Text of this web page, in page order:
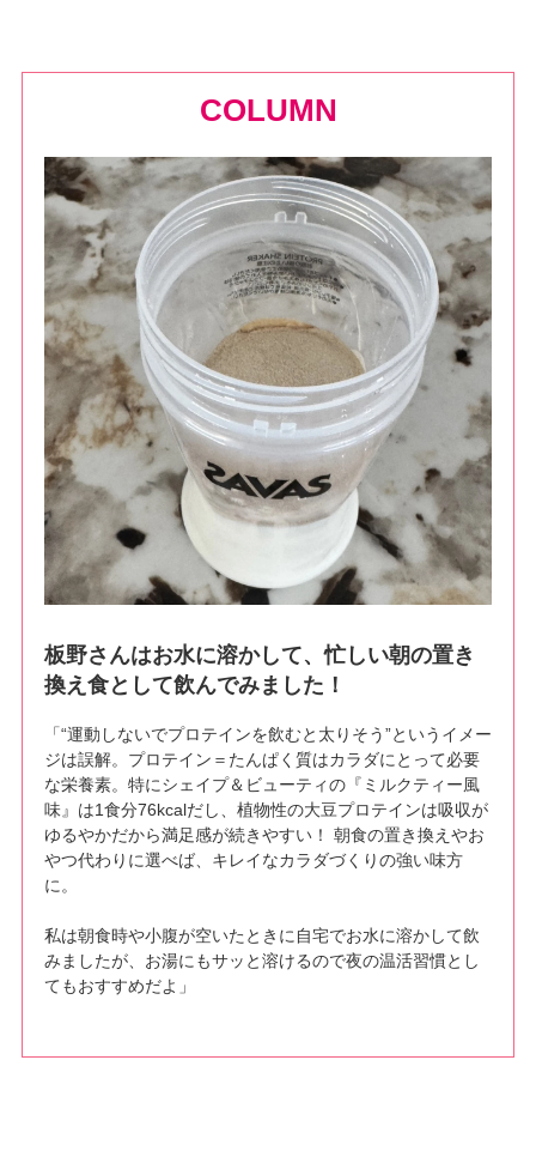
COLUMN
板野さんはお水に溶かして、忙しい朝の置き
換え食として飲んでみました！
「“運動しないでプロテインを飲むと太りそう”というイメー
ジは誤解。プロテイン＝たんぱく質はカラダにとって必要
な栄養素。特にシェイプ＆ビューティの『ミルクティー風
味』は1食分76kcalだし、植物性の大豆プロテインは吸収が
ゆるやかだから満足感が続きやすい！ 朝食の置き換えやお
やつ代わりに選べば、キレイなカラダづくりの強い味方
に。
私は朝食時や小腹が空いたときに自宅でお水に溶かして飲
みましたが、お湯にもサッと溶けるので夜の温活習慣とし
てもおすすめだよ」